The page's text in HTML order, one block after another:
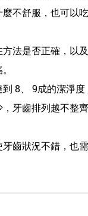
舒服，也可以
是否正確，以
8、 9成的潔淨度
牙齒排列越不整
狀況不錯，也